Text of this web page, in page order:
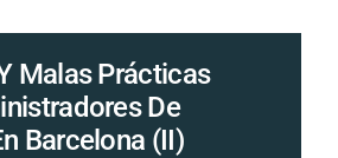
Malas Prácticas
De
Barcelona (II)